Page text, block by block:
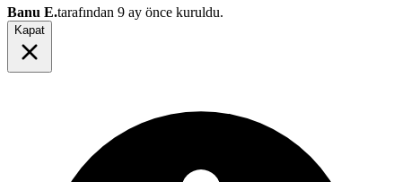
Banu E.tarafından 9 ay önce kuruldu.
Kapat